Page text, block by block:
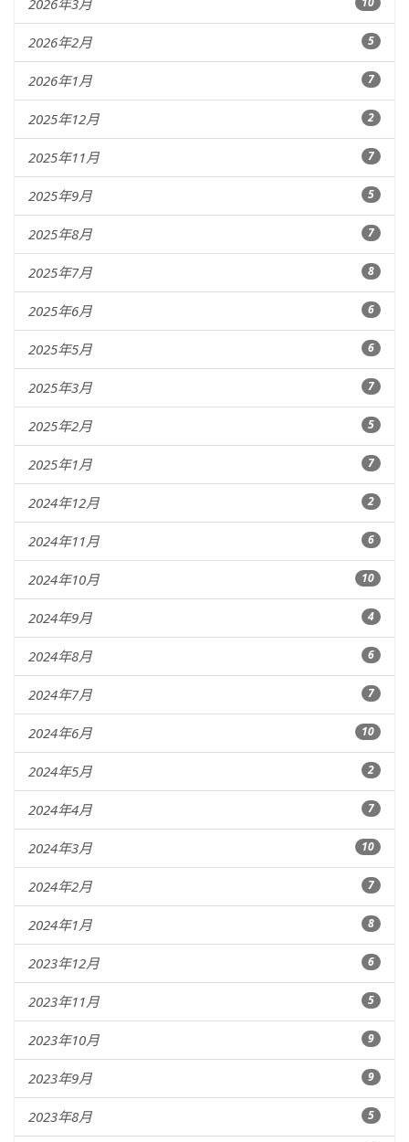
2026年3月
2026年2月 5
2026年1月 7
2025年12月 2
2025年11月 7
2025年9月 5
2025年8月 7
2025年7月 8
2025年6月 6
2025年5月 6
2025年3月 7
2025年2月 5
2025年1月 7
2024年12月 2
2024年11月 6
2024年10月 10
2024年9月 4
2024年8月 6
2024年7月 7
2024年6月 10
2024年5月 2
2024年4月 7
2024年3月 10
2024年2月 7
2024年1月 8
2023年12月 6
2023年11月 5
2023年10月 9
2023年9月 9
2023年8月 5